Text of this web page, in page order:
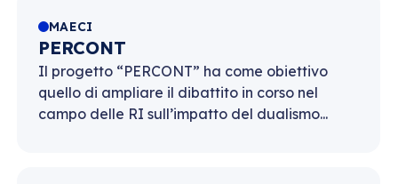
MAECI
PERCONT
Il progetto “PERCONT” ha come obiettivo
quello di ampliare il dibattito in corso nel
campo delle RI sull’impatto del dualismo...